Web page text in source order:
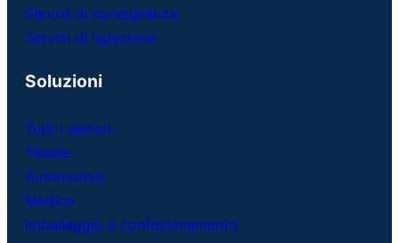
Servizi di sorveglianza
Servizi di ispezione
Soluzioni
Tutti i settori
Tessile
Automotive
Medico
Imballaggio e confezionamento